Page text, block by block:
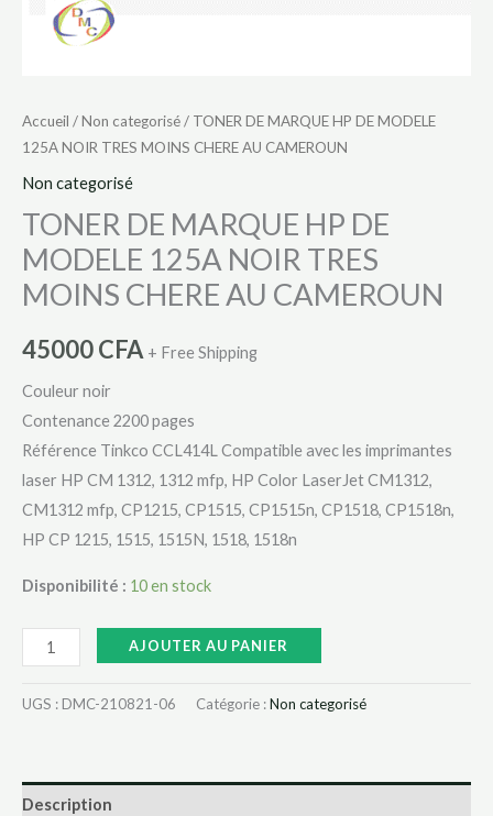
Accueil /Non categorisé/ TONER DE MARQUE HP DE MODELE
125A NOIR TRES MOINS CHERE AU CAMEROUN
Non categorisé
TONER DE MARQUE HP DE
MODELE 125A NOIR TRES
MOINS CHERE AU CAMEROUN
45000CFA + Free Shipping
Couleur noir
Contenance 2200 pages
Référence Tinkco CCL414L Compatible avec les imprimantes
laser HP CM 1312, 1312 mfp, HP Color LaserJet CM1312,
CM1312 mfp, CP1215, CP1515, CP1515n, CP1518, CP1518n,
HP CP 1215, 1515, 1515N, 1518, 1518n
Disponibilité : 10 en stock
AJOUTER AU PANIER
UGS : DMC-210821-06 Catégorie :Non categorisé
Description